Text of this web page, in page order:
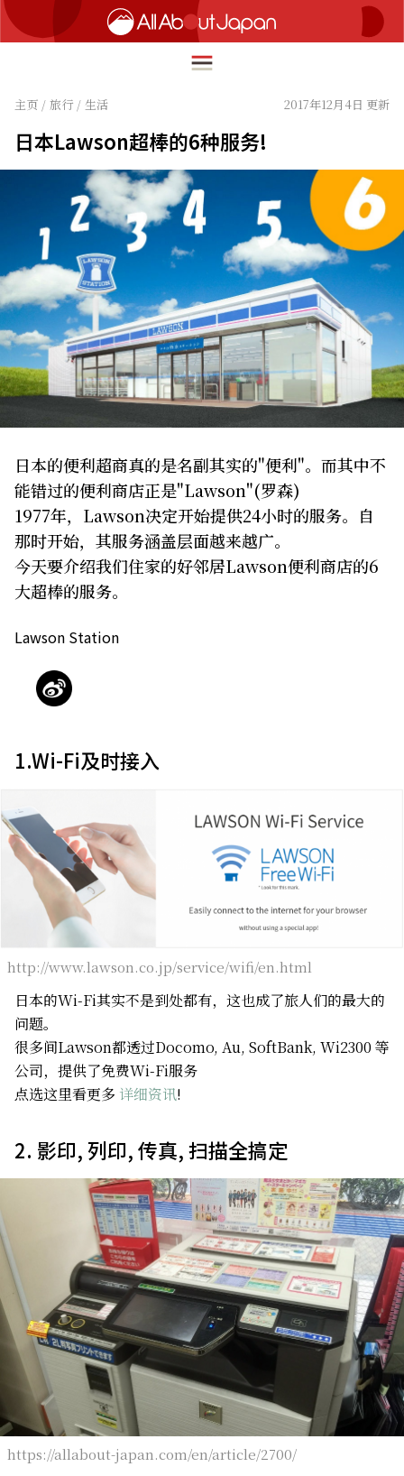
简体中文
繁體中文
ภาษาไทย
한국어
日本語
HOME
旅行
美食
文化
热点
生活
主页 / 旅行 / 生活 2017年12月4日 更新
日本Lawson超棒的6种服务!
日本的便利超商真的是名副其实的"便利"。而其中不
能错过的便利商店正是"Lawson"(罗森)
1977年，Lawson决定开始提供24小时的服务。自
那时开始，其服务涵盖层面越来越广。
今天要介绍我们住家的好邻居Lawson便利商店的6
大超棒的服务。
Lawson Station
1.Wi-Fi及时接入
http://www.lawson.co.jp/service/wifi/en.html
日本的Wi-Fi其实不是到处都有，这也成了旅人们的最大的
问题。
很多间Lawson都透过Docomo, Au, SoftBank, Wi2300 等
公司，提供了免费Wi-Fi服务
点选这里看更多 详细资讯!
2. 影印, 列印, 传真, 扫描全搞定
https://allabout-japan.com/en/article/2700/